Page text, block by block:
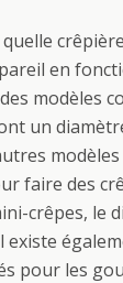
en
modèles
un
faire des
crêpes, le
existe
pour les